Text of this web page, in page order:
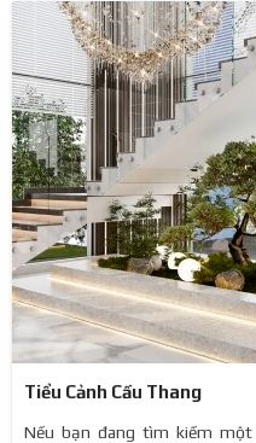
Tiểu Cảnh Cầu Thang
Nếu bạn đang tìm kiếm